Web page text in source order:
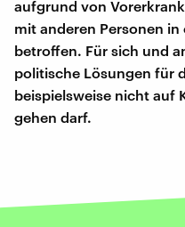
aufgrund von
mit anderen Personen
betroffen. Für sich und
politische Lösungen für
beispielsweise nicht auf
gehen darf.